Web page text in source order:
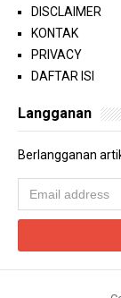
DISCLAIMER
KONTAK
PRIVACY
DAFTAR ISI
Langganan
Berlangganan